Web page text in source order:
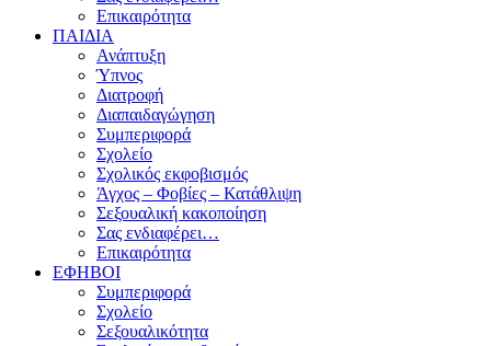
Επικαιρότητα
ΠΑΙΔΙΑ
Ανάπτυξη
Ύπνος
Διατροφή
Διαπαιδαγώγηση
Συμπεριφορά
Σχολείο
Σχολικός εκφοβισμός
Άγχος – Φοβίες – Κατάθλιψη
Σεξουαλική κακοποίηση
Σας ενδιαφέρει…
Επικαιρότητα
ΕΦΗΒΟΙ
Συμπεριφορά
Σχολείο
Σεξουαλικότητα